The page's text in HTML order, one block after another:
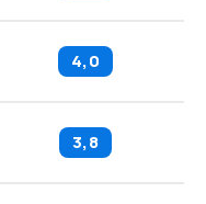
4,0
3,8